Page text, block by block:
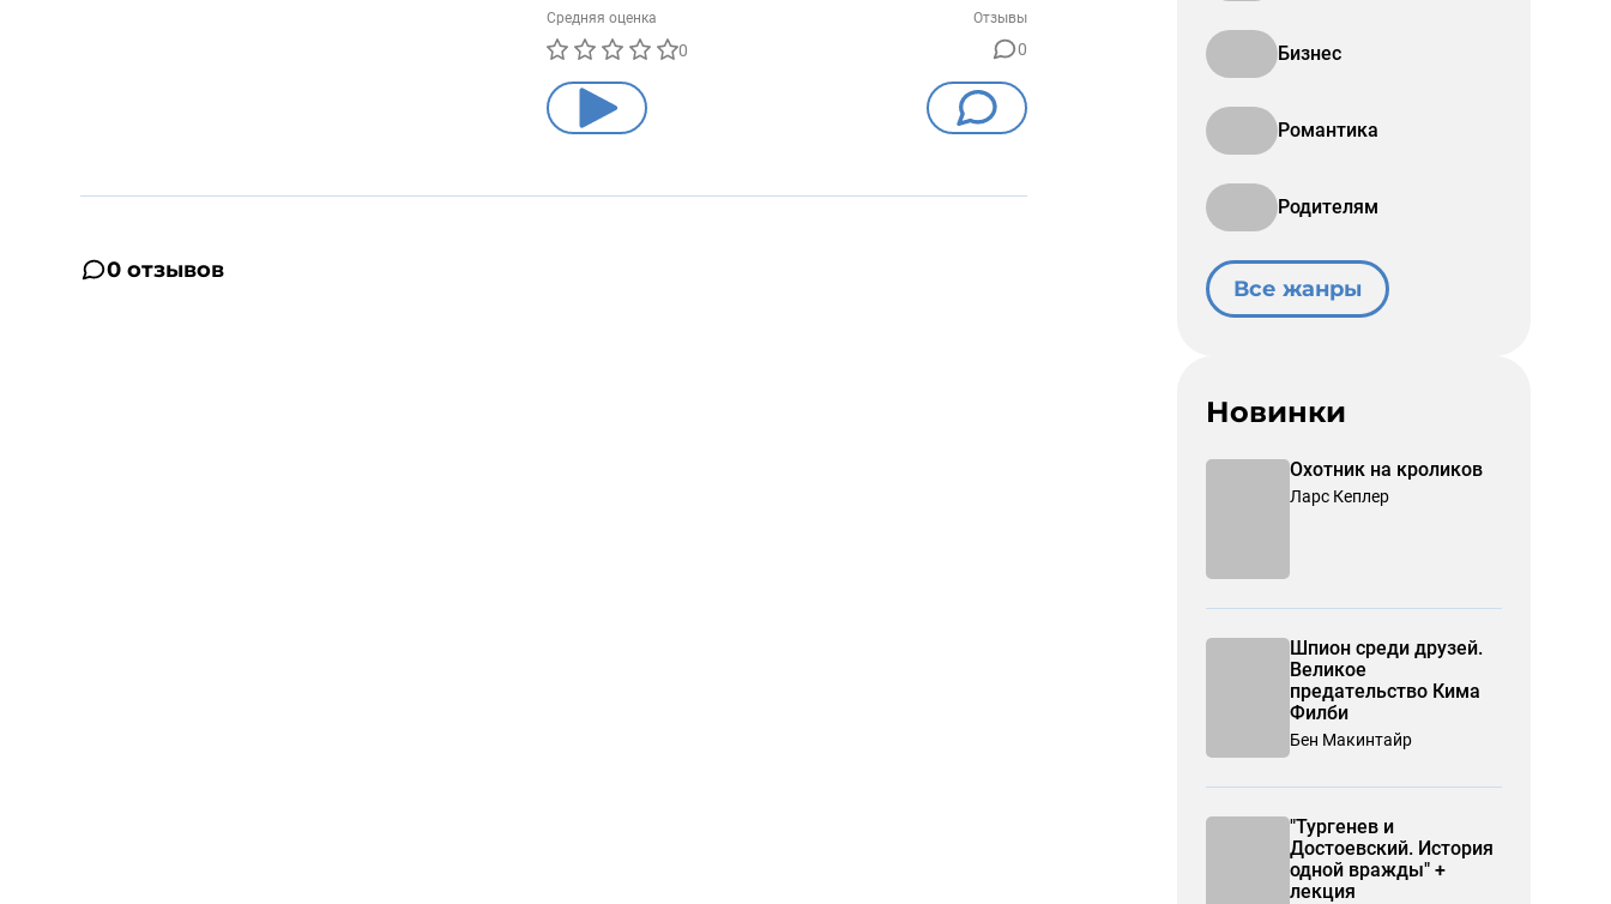
Средняя оценка
0
Отзывы
0
0 отзывов
Бизнес
Романтика
Родителям
Все жанры
Новинки
Охотник на кроликов
Ларс Кеплер
Шпион среди друзей.
Великое
предательство Кима
Филби
Бен Макинтайр
"Тургенев и
Достоевский. История
одной вражды" +
лекция